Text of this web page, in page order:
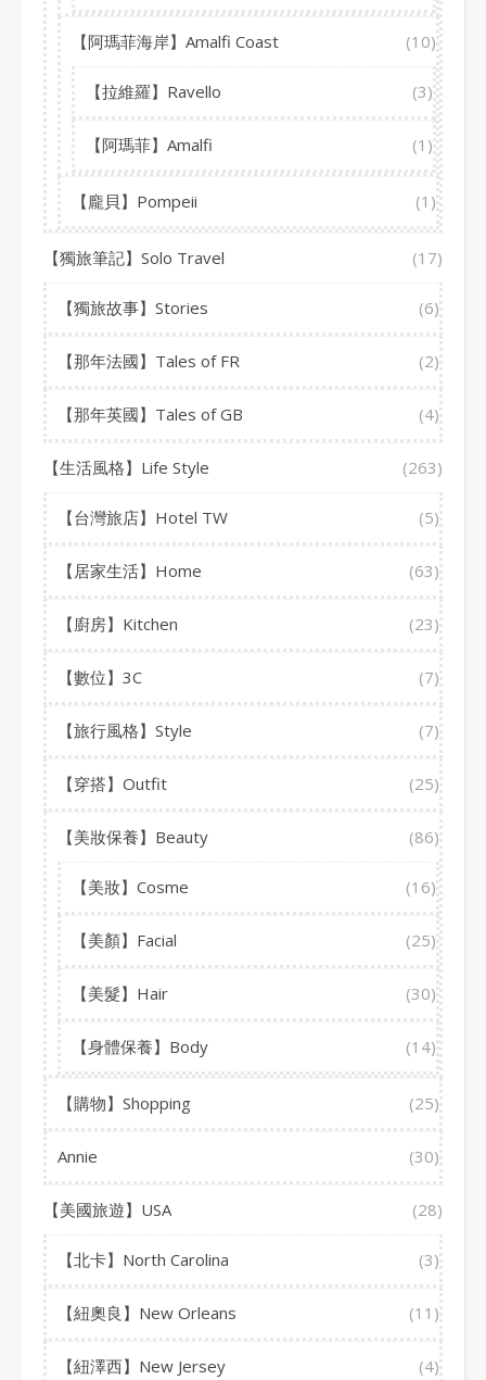
【阿瑪菲海岸】Amalfi Coast (10)
【拉維羅】Ravello (3)
【阿瑪菲】Amalfi (1)
【龐貝】Pompeii (1)
【獨旅筆記】Solo Travel (17)
【獨旅故事】Stories (6)
【那年法國】Tales of FR (2)
【那年英國】Tales of GB (4)
【生活風格】Life Style (263)
【台灣旅店】Hotel TW (5)
【居家生活】Home (63)
【廚房】Kitchen (23)
【數位】3C (7)
【旅行風格】Style (7)
【穿搭】Outfit (25)
【美妝保養】Beauty (86)
【美妝】Cosme (16)
【美顏】Facial (25)
【美髮】Hair (30)
【身體保養】Body (14)
【購物】Shopping (25)
Annie (30)
【美國旅遊】USA (28)
【北卡】North Carolina (3)
【紐奧良】New Orleans (11)
【紐澤西】New Jersey (4)